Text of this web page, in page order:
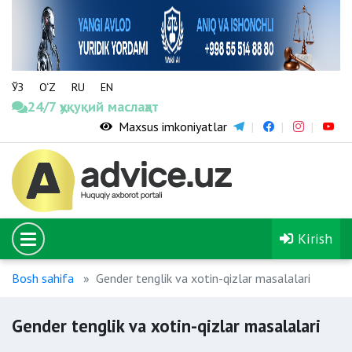
ЎЗ O‘Z RU EN
24/7 ҳуқуқий маслаҳат
Maxsus imkoniyatlar
Kirish
Bosh sahifa Gender tenglik va xotin-qizlar masalalari
Gender tenglik va xotin-qizlar masalalari